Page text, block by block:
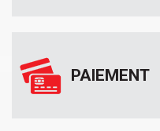
PAIEMENT